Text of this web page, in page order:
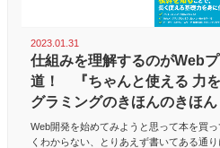
2023.01.31
仕組みを理解するのがWeb
道！ 『ちゃんと使える 力
グラミングのきほんのきほん
Web開発を始めてみようと思って本を買
くわからない、とりあえず書いてある通り